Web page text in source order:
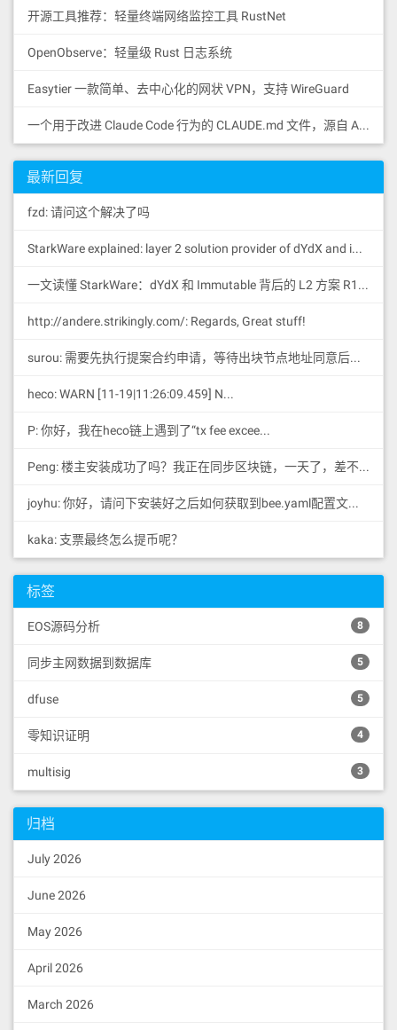
MAX_HASH_AGE_IN_SECONDS = 120
DEFAULT_TICKS_PER_SECOND = 1000 （tick
速度提高了）
DEFAULT_TICKS_PER_SLOT = 50
计算：
总结
每 slot
slot 数
内）
需保存最近 blockhash 数量
50ms
2400 2400
为了匹配新的更快 slot 频率，保证 blockhash 在 120
solana-genesis 初始化
对于初始化时也需要对应的加入启动参数
--ticks-per-slot
测试脚本
#!/bin/bash
RPC_URL="https://api.mainnet-beta.sola
echo "Fetching latest blockhash..."
\
  -d '{"jsonrpc":"2.0","id":1,"metho
d":"getLatestBlockhash"}')
BLOCKHASH=$(echo $RESPONSE | jq -r '.r
esult.value.blockhash')
echo " Got blockhash: $BLOCKHASH"
INTERVAL=1  # 每次检测间隔，单位秒
while true; do
开源工具推荐：轻量终端网络监控工具 RustNet
OpenObserve：轻量级 Rust 日志系统
Easytier 一款简单、去中心化的网状 VPN，支持 WireGuard
一个用于改进 Claude Code 行为的 CLAUDE.md 文件，源自 Andrej Karpathy 对 LLM 编码陷阱的观察。
最新回复
fzd: 请问这个解决了吗
StarkWare explained: layer 2 solution provider of dYdX and iMMUTABLE R11; BitKeep News: [...]Layer 2: https://...
一文读懂 StarkWare：dYdX 和 Immutable 背后的 L2 方案 R11; BitKeep 博客: [...]Layer 2:Comparing Laye...
http://andere.strikingly.com/: Regards, Great stuff!
surou: 需要先执行提案合约申请，等待出块节点地址同意后，才会进...
heco: WARN [11-19|11:26:09.459] N...
P: 你好，我在heco链上遇到了“tx fee excee...
Peng: 楼主安装成功了吗？我正在同步区块链，一天了，差不多才同...
joyhu: 你好，请问下安装好之后如何获取到bee.yaml配置文...
kaka: 支票最终怎么提币呢？
标签
EOS源码分析 8
同步主网数据到数据库 5
dfuse 5
零知识证明 4
multisig 3
归档
July 2026
June 2026
May 2026
April 2026
March 2026